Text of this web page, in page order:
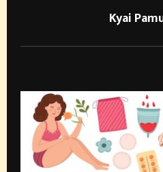
Kyai